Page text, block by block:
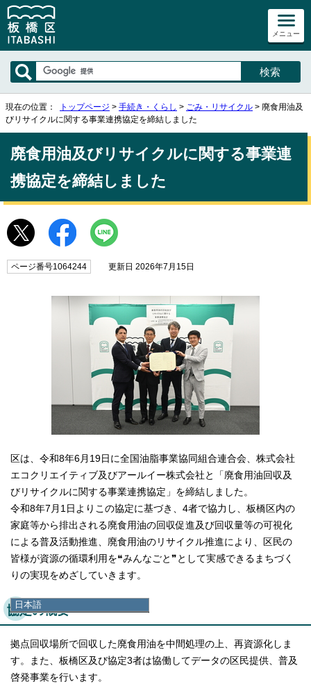
メニュー
日本語
日本語
한국어
简体中文
繁體中文
現在の位置： トップページ > 手続き・くらし > ごみ・リサイクル > 廃食用油及
びリサイクルに関する事業連携協定を締結しました
廃食用油及びリサイクルに関する事業連
携協定を締結しました
ページ番号1064244 更新日 2026年7月15日
区は、令和8年6月19日に全国油脂事業協同組合連合会、株式会社
エコクリエイティブ及びアールイー株式会社と「廃食用油回収及
びリサイクルに関する事業連携協定」を締結しました。
令和8年7月1日よりこの協定に基づき、4者で協力し、板橋区内の
家庭等から排出される廃食用油の回収促進及び回収量等の可視化
による普及活動推進、廃食用油のリサイクル推進により、区民の
皆様が資源の循環利用を❝みんなごと❞として実感できるまちづく
りの実現をめざしていきます。
協定の概要
拠点回収場所で回収した廃食用油を中間処理の上、再資源化しま
す。また、板橋区及び協定3者は協働してデータの区民提供、普及
啓発事業を行います。